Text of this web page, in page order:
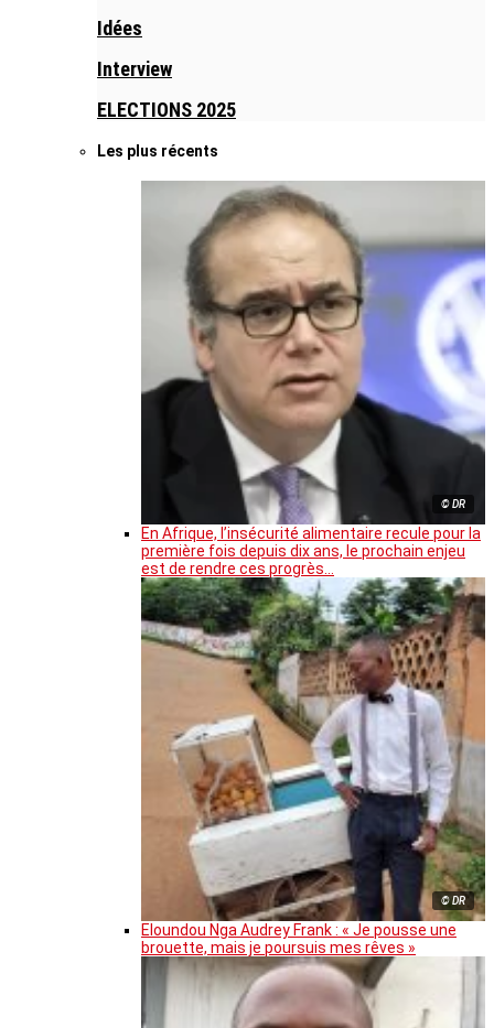
Idées
Interview
ELECTIONS 2025
Les plus récents
© DR
En Afrique, l’insécurité alimentaire recule pour la
première fois depuis dix ans, le prochain enjeu
est de rendre ces progrès…
© DR
Eloundou Nga Audrey Frank : « Je pousse une
brouette, mais je poursuis mes rêves »